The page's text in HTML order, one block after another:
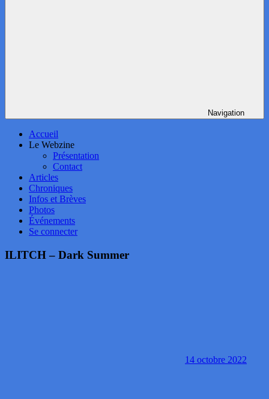
Navigation
Accueil
Le Webzine
Présentation
Contact
Articles
Chroniques
Infos et Brèves
Photos
Événements
Se connecter
ILITCH – Dark Summer
14 octobre 2022